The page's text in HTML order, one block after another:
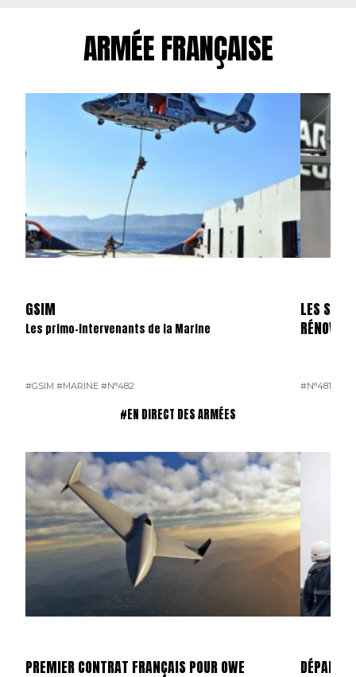
ARMÉE FRANÇAISE
GSIM
Les primo-intervenants de la Marine
#GSIM #MARINE #N°482
LES
RÉNOVÉS
#N°481
#EN DIRECT DES ARMÉES
PREMIER CONTRAT FRANÇAIS POUR OWE DÉPART